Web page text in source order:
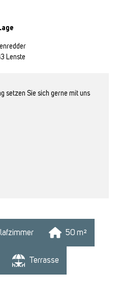
Lenste
setzen Sie sich gerne mit uns
50 m²
Terrasse